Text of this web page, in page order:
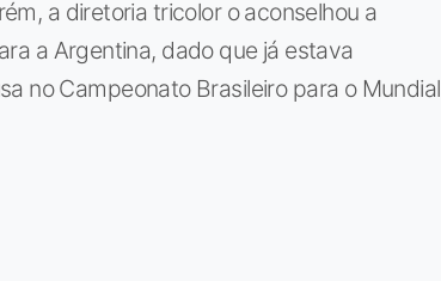
a diretoria tricolor o aconselhou a
a Argentina, dado que já estava
no Campeonato Brasileiro para o Mundial